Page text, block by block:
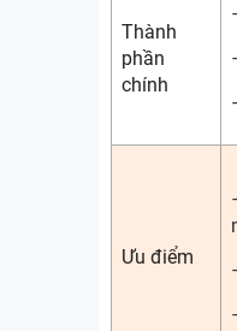
Thành
phần
chính
Ưu điểm